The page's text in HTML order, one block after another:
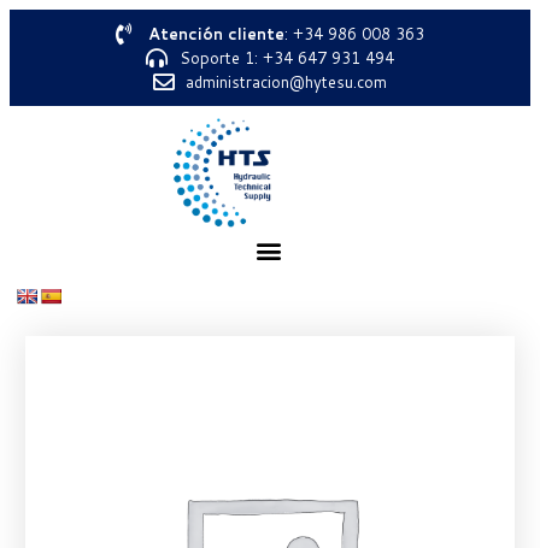
Atención cliente: +34 986 008 363
Soporte 1: +34 647 931 494
administracion@hytesu.com